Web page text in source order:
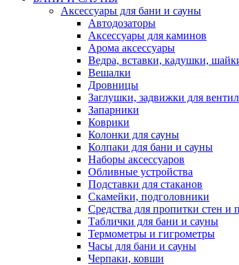
Аксессуары для бани и сауны
Автодозаторы
Аксессуары для каминов
Арома аксессуары
Ведра, вставки, кадушки,
Вешалки
Дровницы
Заглушки, задвижки для
Запарники
Коврики
Колонки для сауны
Колпаки для бани и сауны
Наборы аксессуаров
Обливные устройства
Подставки для стаканов
Скамейки, подголовники
Средства для пропитки стен и
Таблички для бани и сауны
Термометры и гигрометры
Часы для бани и сауны
Черпаки, ковши